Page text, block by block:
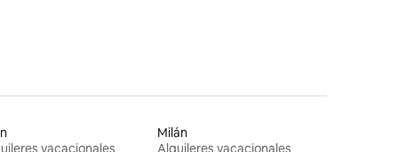
vacacionales
Milán
Alquileres vacacionales